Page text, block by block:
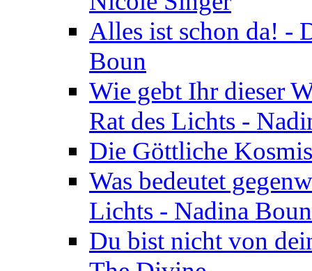
Alles ist schon da! -
Boun
Wie gebt Ihr dieser
Rat des Lichts -
Die Göttliche
Was bedeutet
Lichts - Nadina Boun
Du bist nicht von